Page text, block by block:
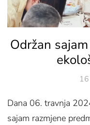
Održan
Dana 06. travnja
sajam razmjene